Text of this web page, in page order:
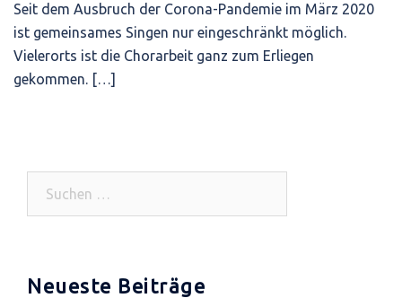
Seit dem Ausbruch der Corona-Pandemie im März 2020
ist gemeinsames Singen nur eingeschränkt möglich.
Vielerorts ist die Chorarbeit ganz zum Erliegen
gekommen. […]
Neueste Beiträge